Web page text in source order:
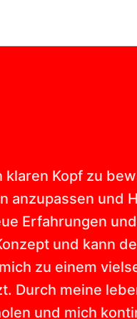
Kopf zu
anzupassen und
Erfahrungen
und kann
zu einem
Durch meine
und mich